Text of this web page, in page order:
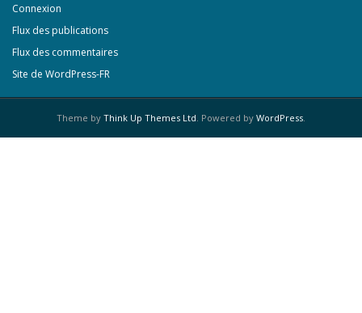
Connexion
Flux des publications
Flux des commentaires
Site de WordPress-FR
Theme by Think Up Themes Ltd. Powered by WordPress.